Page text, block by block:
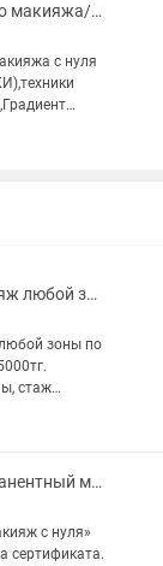
Курсы перманентного макияжа/ламинирование ресниц/дизайн бровей И мн.др
с нуля
тг
Перманентный макияж любой зоны
зоны по
стаж
45
Обучение/Курс Перманентный макияж с нуля
с нуля»
сертификата.